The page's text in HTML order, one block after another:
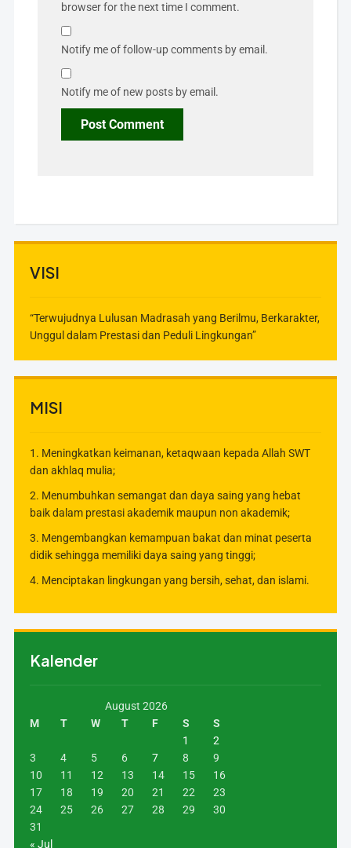
VISI
“Terwujudnya Lulusan Madrasah yang Berilmu, Berkarakter,
Unggul dalam Prestasi dan Peduli Lingkungan”
MISI
1. Meningkatkan keimanan, ketaqwaan kepada Allah SWT
dan akhlaq mulia;
2. Menumbuhkan semangat dan daya saing yang hebat
baik dalam prestasi akademik maupun non akademik;
3. Mengembangkan kemampuan bakat dan minat peserta
didik sehingga memiliki daya saing yang tinggi;
4. Menciptakan lingkungan yang bersih, sehat, dan islami.
Kalender
August 2026
M
T W T F S
S
1
2
3
4 5 6 7 8
9
10
11 12 13 14 15
16
17
18 19 20 21 22
23
24
25 26 27 28 29
30
31
« Jul
browser for the next time I comment.
Notify me of follow-up comments by email.
Notify me of new posts by email.